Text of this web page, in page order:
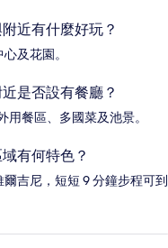
近有什麼好玩？
及花園。
是否設有餐廳？
用餐區、多國菜及池景。
有何特色？
吉尼，短短 9 分鐘步程可到